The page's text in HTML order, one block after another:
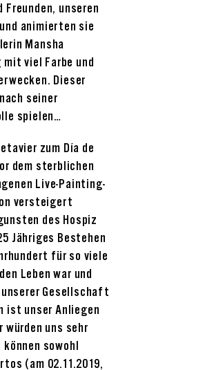
Freunden, unseren
animierten sie
Mansha
viel Farbe und
Dieser
seiner
spielen…
zum Día de
dem sterblichen
Live-Painting-
versteigert
des Hospiz
Jähriges Bestehen
für so viele
Leben war und
Gesellschaft
ist unser Anliegen
würden uns sehr
sowohl
(am 02.11.2019,